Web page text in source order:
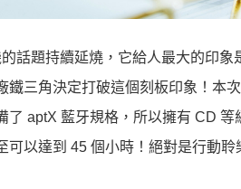
話題持續延燒，它給人最大的印
鐵三角決定打破這個刻板印象！本
了 aptX 藍牙規格，所以擁有 CD
可以達到 45 個小時！絕對是行動聆